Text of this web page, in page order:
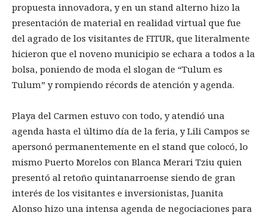
propuesta innovadora, y en un stand alterno hizo la
presentación de material en realidad virtual que fue
del agrado de los visitantes de FITUR, que literalmente
hicieron que el noveno municipio se echara a todos a la
bolsa, poniendo de moda el slogan de “Tulum es
Tulum” y rompiendo récords de atención y agenda.
Playa del Carmen estuvo con todo, y atendió una
agenda hasta el último día de la feria, y Lili Campos se
apersonó permanentemente en el stand que colocó, lo
mismo Puerto Morelos con Blanca Merari Tziu quien
presentó al retoño quintanarroense siendo de gran
interés de los visitantes e inversionistas, Juanita
Alonso hizo una intensa agenda de negociaciones para